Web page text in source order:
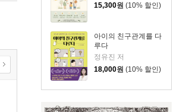
15,300원 (10% 할인)
아이의 친구관계를 다
루다
정유진 저
18,000원 (10% 할인)